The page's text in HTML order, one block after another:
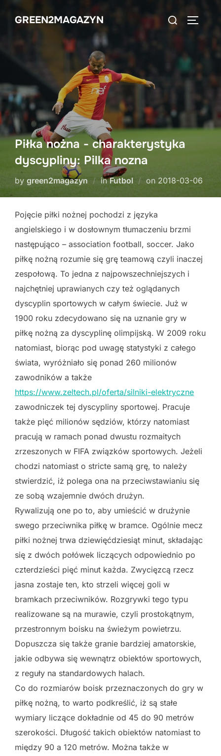
GREEN2MAGAZYN
Search
for:
Piłka nożna - charakterystyka
dyscypliny: Pilka nozna
by green2magazyn inFutbol on Posted
2018-03-06
Pojęcie piłki nożnej pochodzi z języka
angielskiego i w dosłownym tłumaczeniu brzmi
następująco – association football, soccer. Jako
piłkę nożną rozumie się grę teamową czyli inaczej
zespołową. To jedna z najpowszechniejszych i
najchętniej uprawianych czy też oglądanych
dyscyplin sportowych w całym świecie. Już w
1900 roku zdecydowano się na uznanie gry w
piłkę nożną za dyscyplinę olimpijską. W 2009 roku
natomiast, biorąc pod uwagę statystyki z całego
świata, wyróżniało się ponad 260 milionów
zawodników a także
https://www.zeltech.pl/oferta/silniki-elektryczne
zawodniczek tej dyscypliny sportowej. Pracuje
także pięć milionów sędziów, którzy natomiast
pracują w ramach ponad dwustu rozmaitych
zrzeszonych w FIFA związków sportowych. Jeżeli
chodzi natomiast o stricte samą grę, to należy
stwierdzić, iż polega ona na przeciwstawianiu się
ze sobą wzajemnie dwóch drużyn.
Rywalizują one po to, aby umieścić w drużynie
swego przeciwnika piłkę w bramce. Ogólnie mecz
piłki nożnej trwa dziewięćdziesiąt minut, składając
się z dwóch połówek liczących odpowiednio po
czterdzieści pięć minut każda. Zwycięzcą rzecz
jasna zostaje ten, kto strzeli więcej goli w
bramkach przeciwników. Rozgrywki tego typu
realizowane są na murawie, czyli prostokątnym,
przestronnym boisku na świeżym powietrzu.
Dopuszcza się także granie bardziej amatorskie,
jakie odbywa się wewnątrz obiektów sportowych,
z reguły na standardowych halach.
Co do rozmiarów boisk przeznaczonych do gry w
piłkę nożną, to warto podkreślić, iż są stałe
wymiary liczące dokładnie od 45 do 90 metrów
szerokości. Długość takich obiektów natomiast to
między 90 a 120 metrów. Można także w